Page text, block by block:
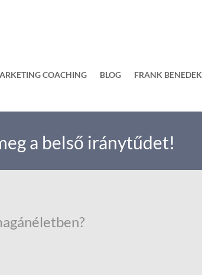
COACHING BLOG FRANK BENEDEK
a belső iránytűdet!